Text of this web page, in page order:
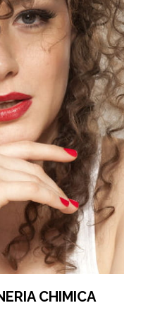
CHIMICA